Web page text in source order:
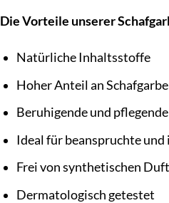
Die Vorteile unserer
Natürliche Inhaltsstoffe
Hoher Anteil an
Beruhigende und
Ideal für beanspruchte
Frei von synthetischen
Dermatologisch getestet